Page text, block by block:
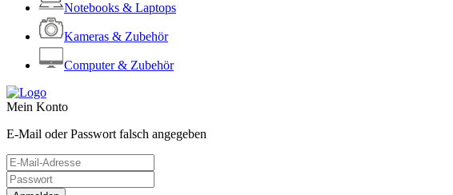
Notebooks & Laptops
Kameras & Zubehör
Computer & Zubehör
Mein Konto
E-Mail oder Passwort falsch angegeben